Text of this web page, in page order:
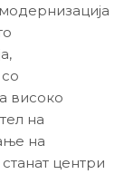
високо
на
на
центри